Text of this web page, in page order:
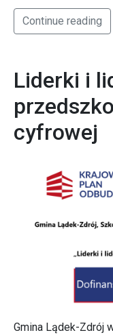
Continue reading
Liderki i
cyfrowej
Gmina Lądek-Zdrój